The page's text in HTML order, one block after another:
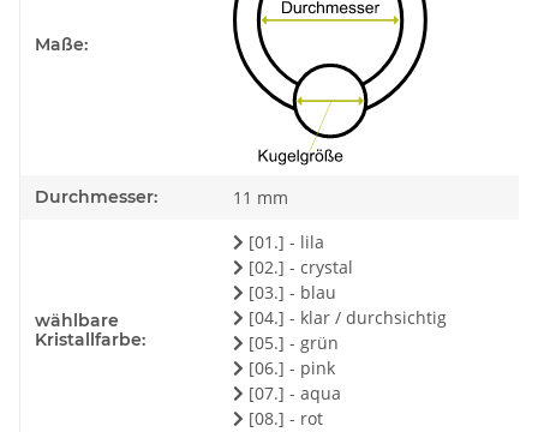
Maße:
Durchmesser: 11 mm
wählbare
Kristallfarbe:
[01.] - lila
[02.] - crystal
[03.] - blau
[04.] - klar / durchsichtig
[05.] - grün
[06.] - pink
[07.] - aqua
[08.] - rot